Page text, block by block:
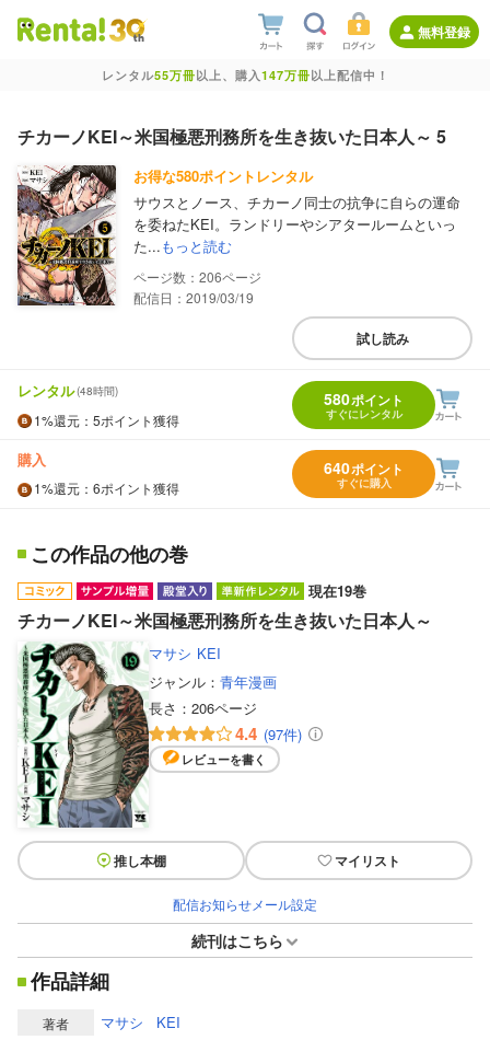
無料登録
レンタル55万冊以上、購入147万冊以上配信中！
チカーノKEI～米国極悪刑務所を生き抜いた日本人～ 5
お得な580ポイントレンタル
サウスとノース、チカーノ同士の抗争に自らの運命
を委ねたKEI。ランドリーやシアタールームといっ
た...もっと読む
206
配信日：2019/03/19
試し読み
レンタル(48時間)
1%還元 ：5ポイント獲得
580ポイント
すぐにレンタル
購入
1%還元 ：6ポイント獲得
640ポイント
すぐに購入
この作品の他の巻
現在19巻
チカーノKEI～米国極悪刑務所を生き抜いた日本人～
マサシ KEI
ジャンル： 青年漫画
長さ： 206ページ
4.4 (97件)
レビューを書く
推し本棚 マイリスト
配信お知らせメール設定
続刊はこちら
作品詳細
著者 マサシ KEI